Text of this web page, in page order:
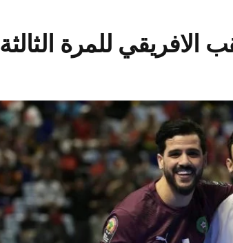
الافريقي للمرة الثالثة